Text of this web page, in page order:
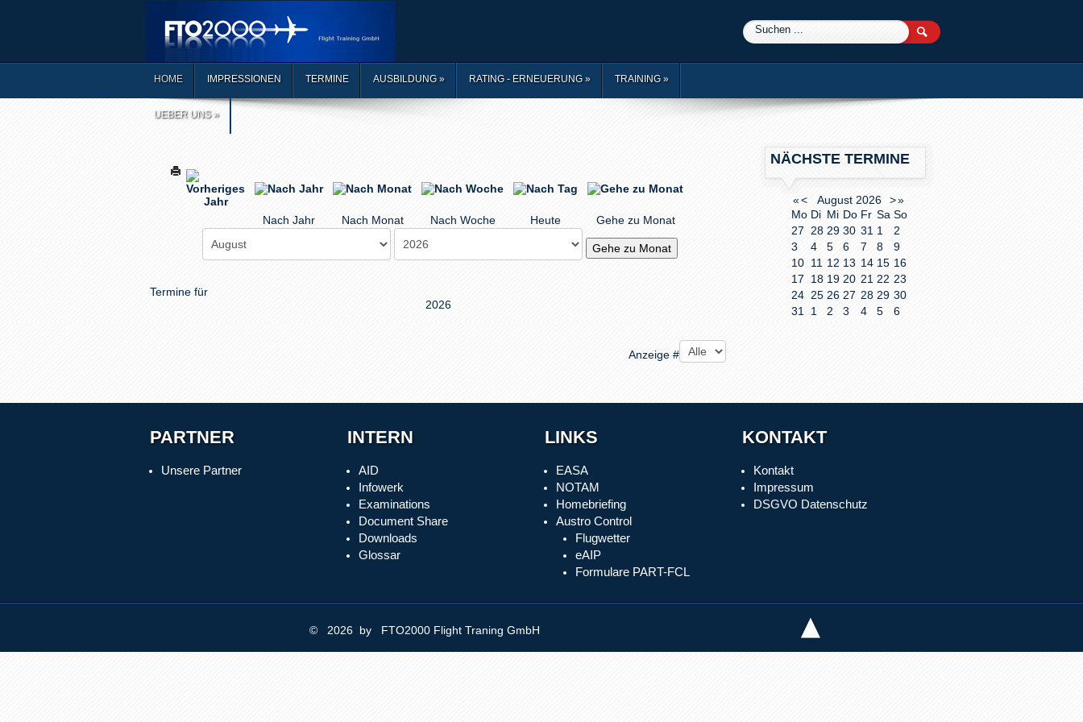
0
HOME IMPRESSIONEN TERMINE AUSBILDUNG» RATING - ERNEUERUNG» TRAINING»
UEBER UNS»
Nach Jahr Nach Monat Nach Woche Heute Gehe zu Monat
Gehe zu Monat
Termine für
2026
Anzeige #
NÄCHSTE TERMINE
«< August 2026 >»
Mo Di Mi Do Fr Sa So
27
28 29 30 31 1
2
3
4 5 6 7 8
9
10 11 12 13 14 15 16
17 18 19 20 21 22 23
24 25 26 27 28 29 30
31
1 2 3 4 5 6
PARTNER
Unsere Partner
INTERN
AID
Infowerk
Examinations
Document Share
Downloads
Glossar
LINKS
EASA
NOTAM
Homebriefing
Austro Control
Flugwetter
eAIP
Formulare PART-FCL
KONTAKT
Kontakt
Impressum
DSGVO Datenschutz
© 2026 by FTO2000 Flight Traning GmbH